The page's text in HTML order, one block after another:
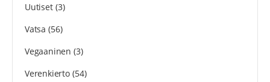
Uutiset(3)
Vatsa (56)
Vegaaninen (3)
Verenkierto(54)